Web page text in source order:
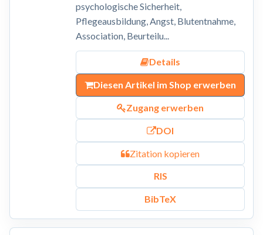
psychologische Sicherheit,
Pflegeausbildung, Angst, Blutentnahme,
Association, Beurteilu...
Details
Diesen Artikel im Shop erwerben
Zugang erwerben
DOI
Zitation kopieren
RIS
BibTeX